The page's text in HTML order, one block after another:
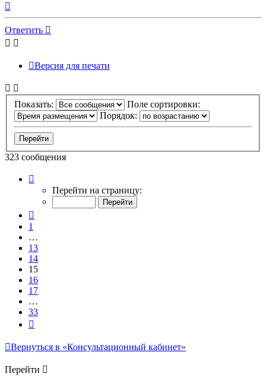
началу
Ответить
Версия для печати
Показать:
Поле сортировки:
Порядок:
323 сообщения
15
Перейти на страницу:
1
…
13
14
15
16
17
…
33
Вернуться в «Консультационный кабинет»
Перейти